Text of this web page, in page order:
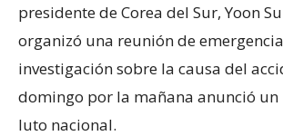
presidente de Corea del Sur, Yoon
organizó una reunión de
investigación sobre la causa del
domingo por la mañana anunció
luto nacional.